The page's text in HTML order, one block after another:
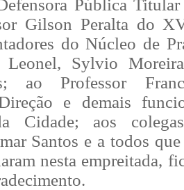
Pública
Gilson Peralta do
do Núcleo de
Leonel, Sylvio
ao Professor
e demais
Cidade; aos
Santos e a todos
nesta empreitada,